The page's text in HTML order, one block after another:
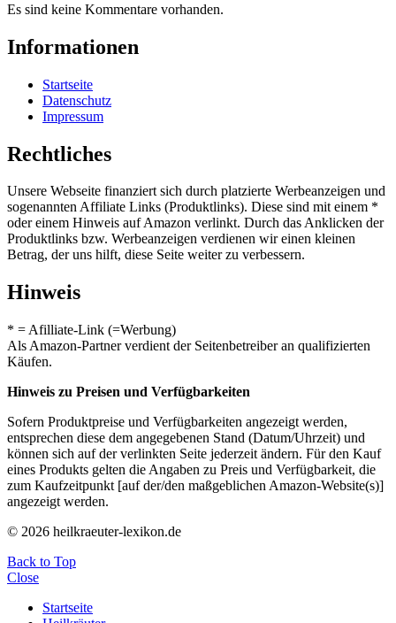
Es sind keine Kommentare vorhanden.
Informationen
Startseite
Datenschutz
Impressum
Rechtliches
Unsere Webseite finanziert sich durch platzierte Werbeanzeigen und
sogenannten Affiliate Links (Produktlinks). Diese sind mit einem *
oder einem Hinweis auf Amazon verlinkt. Durch das Anklicken der
Produktlinks bzw. Werbeanzeigen verdienen wir einen kleinen
Betrag, der uns hilft, diese Seite weiter zu verbessern.
Hinweis
* = Afilliate-Link (=Werbung)
Als Amazon-Partner verdient der Seitenbetreiber an qualifizierten
Käufen.
Hinweis zu Preisen und Verfügbarkeiten
Sofern Produktpreise und Verfügbarkeiten angezeigt werden,
entsprechen diese dem angegebenen Stand (Datum/Uhrzeit) und
können sich auf der verlinkten Seite jederzeit ändern. Für den Kauf
eines Produkts gelten die Angaben zu Preis und Verfügbarkeit, die
zum Kaufzeitpunkt [auf der/den maßgeblichen Amazon-Website(s)]
angezeigt werden.
© 2026 heilkraeuter-lexikon.de
Back to Top
Close
Startseite